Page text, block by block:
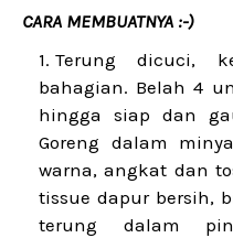
CARA MEMBUATNYA :-)
Terung dicuci,
bahagian. Belah 4
hingga siap dan
Goreng dalam
warna, angkat dan
tissue dapur bersih,
terung dalam